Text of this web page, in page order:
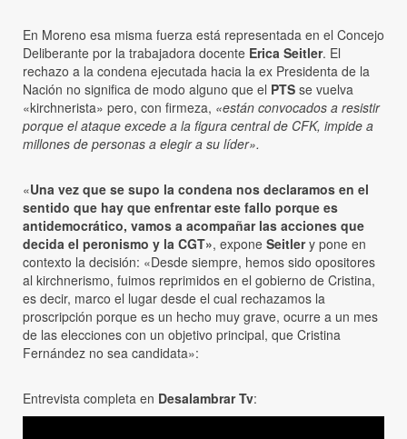
En Moreno esa misma fuerza está representada en el Concejo
Deliberante por la trabajadora docente Erica Seitler. El
rechazo a la condena ejecutada hacia la ex Presidenta de la
Nación no significa de modo alguno que el PTS se vuelva
«kirchnerista» pero, con firmeza, «están convocados a resistir
porque el ataque excede a la figura central de CFK, impide a
millones de personas a elegir a su líder».
«Una vez que se supo la condena nos declaramos en el
sentido que hay que enfrentar este fallo porque es
antidemocrático, vamos a acompañar las acciones que
decida el peronismo y la CGT», expone Seitlery pone en
contexto la decisión: «Desde siempre, hemos sido opositores
al kirchnerismo, fuimos reprimidos en el gobierno de Cristina,
es decir, marco el lugar desde el cual rechazamos la
proscripción porque es un hecho muy grave, ocurre a un mes
de las elecciones con un objetivo principal, que Cristina
Fernández no sea candidata»:
Entrevista completa en Desalambrar Tv: